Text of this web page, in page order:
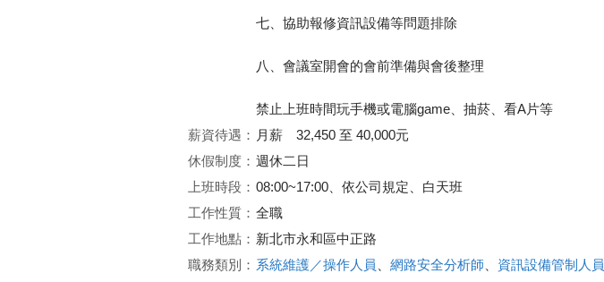
七、協助報修資訊設備等問題排除
八、會議室開會的會前準備與會後整理
禁止上班時間玩手機或電腦game、抽菸、看A片等
薪資待遇： 月薪 32,450 至 40,000元
休假制度： 週休二日
上班時段： 08:00~17:00、依公司規定、白天班
工作性質： 全職
工作地點： 新北市永和區中正路
職務類別： 系統維護／操作人員 網路安全分析師
資訊設備管制人員